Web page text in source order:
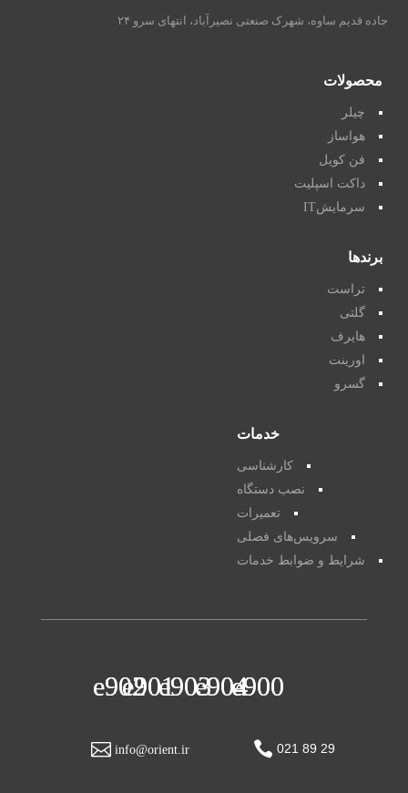
جاده قدیم ساوه، شهرک صنعتی نصیرآباد، انتهای سرو ۲۴
محصولات
چیلر
هواساز
فن کویل
داکت اسپلیت
سرمایشIT
برندها
تراست
گلتی
هایرف
اورینت
گسرو
خدمات
کارشناسی
نصب دستگاه
تعمیرات
سرویس‌های فصلی
شرایط و ضوابط خدمات
 29 89 021
 info@orient.ir